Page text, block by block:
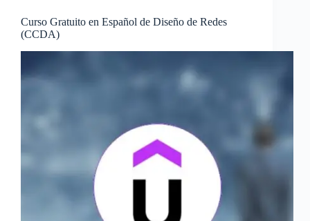
Curso Gratuito en Español de Diseño de Redes
(CCDA)